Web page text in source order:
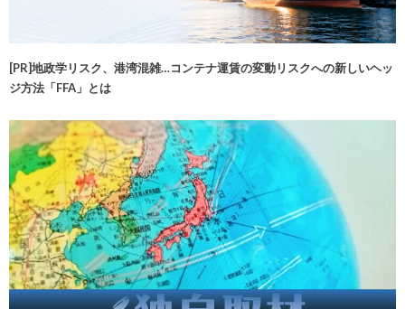
[PR]地政学リスク、港湾混雑…コンテナ運賃の変動リスクへの新しいヘッ
ジ方法「FFA」とは